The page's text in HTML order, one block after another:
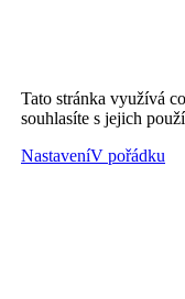
Tato stránka využívá
souhlasíte s jejich
NastaveníV pořádku